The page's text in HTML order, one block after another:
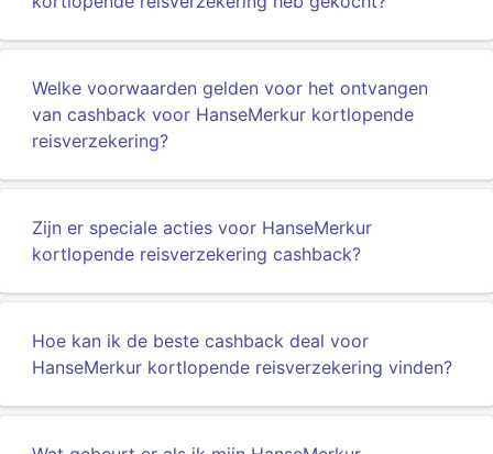
Welke voorwaarden gelden voor het ontvangen
van cashback voor HanseMerkur kortlopende
reisverzekering?
Zijn er speciale acties voor HanseMerkur
kortlopende reisverzekering cashback?
Hoe kan ik de beste cashback deal voor
HanseMerkur kortlopende reisverzekering vinden?